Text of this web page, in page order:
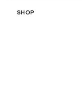
SHOP